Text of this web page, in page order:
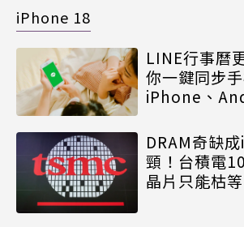
iPhone 18
LINE行事曆
你一鍵同步
iPhone、
DRAM奇缺
頸！台積電
晶片只能枯等